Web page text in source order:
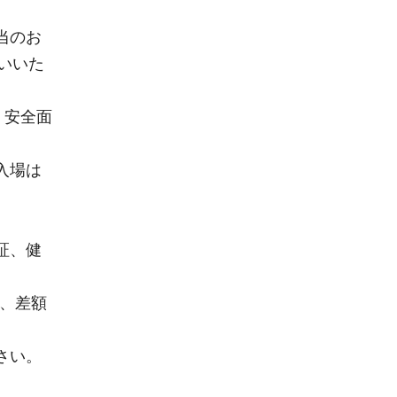
のお
いた
安全面
場は
、健
差額
。